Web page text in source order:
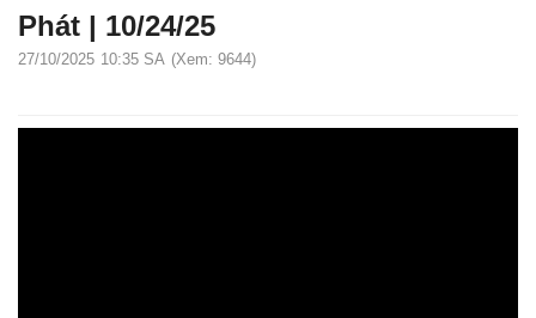
Phát | 10/24/25
27/10/2025 10:35 SA (Xem: 9644)